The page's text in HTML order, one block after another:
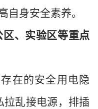
自身安全素养。
区、实验区等重点
在的安全用电隐
拉乱接电源，排插